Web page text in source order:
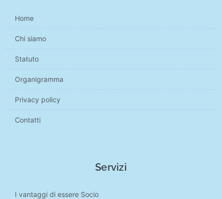
Home
Chi siamo
Statuto
Organigramma
Privacy policy
Contatti
Servizi
I vantaggi di essere Socio